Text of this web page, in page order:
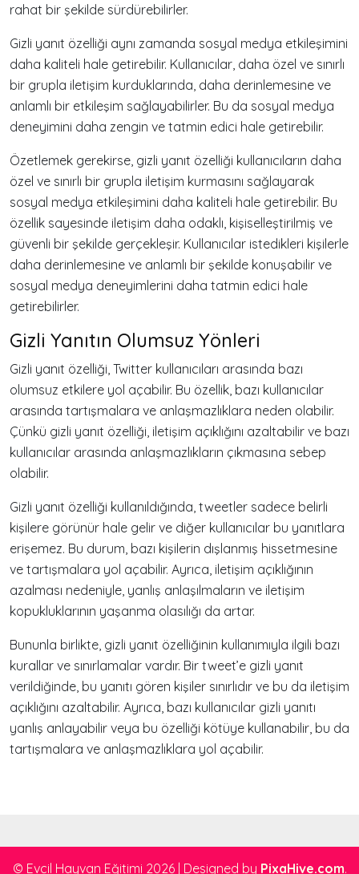
rahat bir şekilde sürdürebilirler.
Gizli yanıt özelliği aynı zamanda sosyal medya etkileşimini
daha kaliteli hale getirebilir. Kullanıcılar, daha özel ve sınırlı
bir grupla iletişim kurduklarında, daha derinlemesine ve
anlamlı bir etkileşim sağlayabilirler. Bu da sosyal medya
deneyimini daha zengin ve tatmin edici hale getirebilir.
Özetlemek gerekirse, gizli yanıt özelliği kullanıcıların daha
özel ve sınırlı bir grupla iletişim kurmasını sağlayarak
sosyal medya etkileşimini daha kaliteli hale getirebilir. Bu
özellik sayesinde iletişim daha odaklı, kişiselleştirilmiş ve
güvenli bir şekilde gerçekleşir. Kullanıcılar istedikleri kişilerle
daha derinlemesine ve anlamlı bir şekilde konuşabilir ve
sosyal medya deneyimlerini daha tatmin edici hale
getirebilirler.
Gizli Yanıtın Olumsuz Yönleri
Gizli yanıt özelliği, Twitter kullanıcıları arasında bazı
olumsuz etkilere yol açabilir. Bu özellik, bazı kullanıcılar
arasında tartışmalara ve anlaşmazlıklara neden olabilir.
Çünkü gizli yanıt özelliği, iletişim açıklığını azaltabilir ve bazı
kullanıcılar arasında anlaşmazlıkların çıkmasına sebep
olabilir.
Gizli yanıt özelliği kullanıldığında, tweetler sadece belirli
kişilere görünür hale gelir ve diğer kullanıcılar bu yanıtlara
erişemez. Bu durum, bazı kişilerin dışlanmış hissetmesine
ve tartışmalara yol açabilir. Ayrıca, iletişim açıklığının
azalması nedeniyle, yanlış anlaşılmaların ve iletişim
kopukluklarının yaşanma olasılığı da artar.
Bununla birlikte, gizli yanıt özelliğinin kullanımıyla ilgili bazı
kurallar ve sınırlamalar vardır. Bir tweet’e gizli yanıt
verildiğinde, bu yanıtı gören kişiler sınırlıdır ve bu da iletişim
açıklığını azaltabilir. Ayrıca, bazı kullanıcılar gizli yanıtı
yanlış anlayabilir veya bu özelliği kötüye kullanabilir, bu da
tartışmalara ve anlaşmazlıklara yol açabilir.
© Evcil Hayvan Eğitimi 2026 | Designed by PixaHive.com.